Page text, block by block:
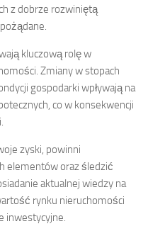
z dobrze rozwiniętą
kluczową rolę w
Zmiany w stopach
gospodarki wpływają na
co w konsekwencji
zyski, powinni
elementów oraz śledzić
aktualnej wiedzy na
rynku nieruchomości
inwestycyjne.